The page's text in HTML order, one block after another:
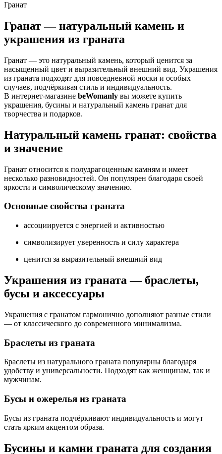
Гранат
Гранат — натуральный камень и
украшения из граната
Гранат — это натуральный камень, который ценится за
насыщенный цвет и выразительный внешний вид. Украшения
из граната подходят для повседневной носки и особых
случаев, подчёркивая стиль и индивидуальность.
В интернет-магазине beWomanly вы можете купить
украшения, бусины и натуральный камень гранат для
творчества и подарков.
Натуральный камень гранат: свойства
и значение
Гранат относится к полудрагоценным камням и имеет
несколько разновидностей. Он популярен благодаря своей
яркости и символическому значению.
Основные свойства граната
ассоциируется с энергией и активностью
символизирует уверенность и силу характера
ценится за выразительный внешний вид
Украшения из граната — браслеты,
бусы и аксессуары
Украшения с гранатом гармонично дополняют разные стили
— от классического до современного минимализма.
Браслеты из граната
Браслеты из натурального граната популярны благодаря
удобству и универсальности. Подходят как женщинам, так и
мужчинам.
Бусы и ожерелья из граната
Бусы из граната подчёркивают индивидуальность и могут
стать ярким акцентом образа.
Бусины и камни граната для создания